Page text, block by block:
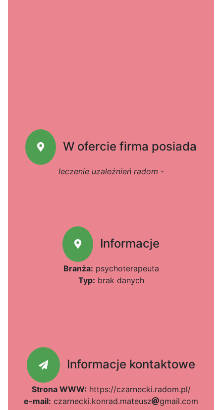
W ofercie firma posiada
leczenie uzależnień radom -
Informacje
Branża: psychoterapeuta
Typ: brak danych
Informacje kontaktowe
Strona WWW: https://czarnecki.radom.pl/
e-mail: czf
arneck944
i.ko4e
nra36
ab4
d.mateusz gmail.05
com